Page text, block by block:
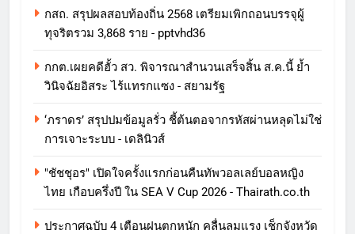
กสถ. สรุปผลสอบท้องถิ่น 2568 เตรียมเพิกถอนบรรจุผู้
ทุจริตรวม 3,868 ราย - pptvhd36
กกต.เผยคดีฮั้ว สว. พิจารณาสำนวนเสร็จสิ้น ส.ค.นี้ ย้ำ
วินิจฉัยอิสระ ไร้แทรกแซง - สยามรัฐ
‘ภราดร’ สรุปปมข้อมูลรั่ว ชี้ต้นตอจากรหัสผ่านหลุดไม่ใช่
การเจาะระบบ - เดลินิวส์
"ชัชชุอร" เปิดใจครั้งแรกก่อนคืนทัพวอลเลย์บอลหญิง
ไทย เกือบครึ่งปี ใน SEA V Cup 2026 - Thairath.co.th
ประกาศฉบับ 4 เตือนฝนตกหนัก คลื่นลมแรง เช็กจังหวัด